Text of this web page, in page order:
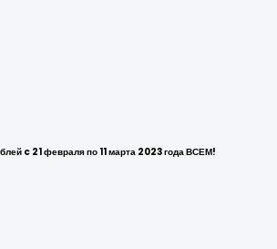
c 21 февраля по 11 марта 2023 года ВСЕМ!